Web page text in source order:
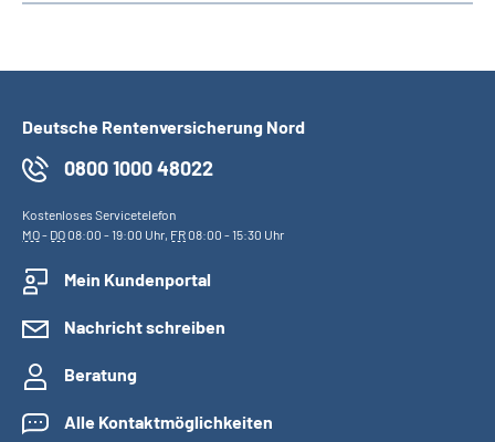
Deutsche Rentenversicherung Nord
0800 1000 48022
Kostenloses Servicetelefon
MO- DO08:00 - 19:00 Uhr, FR08:00 - 15:30 Uhr
Mein Kundenportal
Nachricht schreiben
Beratung
Alle Kontaktmöglichkeiten